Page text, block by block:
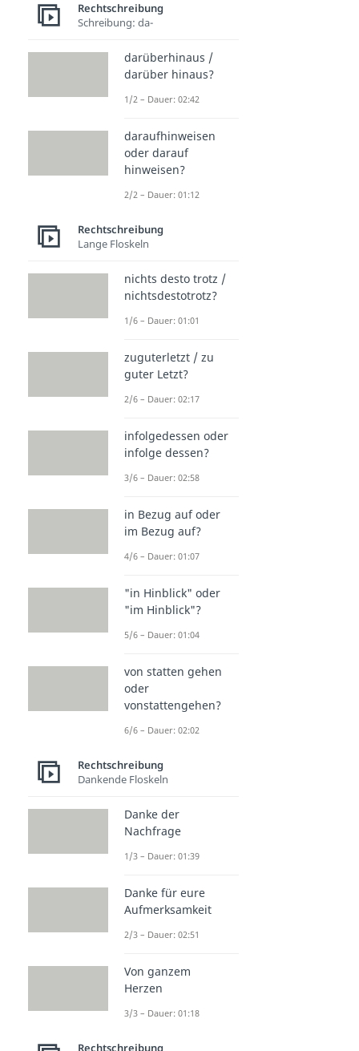
Rechtschreibung
Schreibung: da-
darüberhinaus /
darüber hinaus?
1/2 – Dauer: 02:42
daraufhinweisen
oder darauf
hinweisen?
2/2 – Dauer: 01:12
Rechtschreibung
Lange Floskeln
nichts desto trotz /
nichtsdestotrotz?
1/6 – Dauer: 01:01
zuguterletzt / zu
guter Letzt?
2/6 – Dauer: 02:17
infolgedessen oder
infolge dessen?
3/6 – Dauer: 02:58
in Bezug auf oder
im Bezug auf?
4/6 – Dauer: 01:07
"in Hinblick" oder
"im Hinblick"?
5/6 – Dauer: 01:04
von statten gehen
oder
vonstattengehen?
6/6 – Dauer: 02:02
Rechtschreibung
Dankende Floskeln
Danke der
Nachfrage
1/3 – Dauer: 01:39
Danke für eure
Aufmerksamkeit
2/3 – Dauer: 02:51
Von ganzem
Herzen
3/3 – Dauer: 01:18
Rechtschreibung